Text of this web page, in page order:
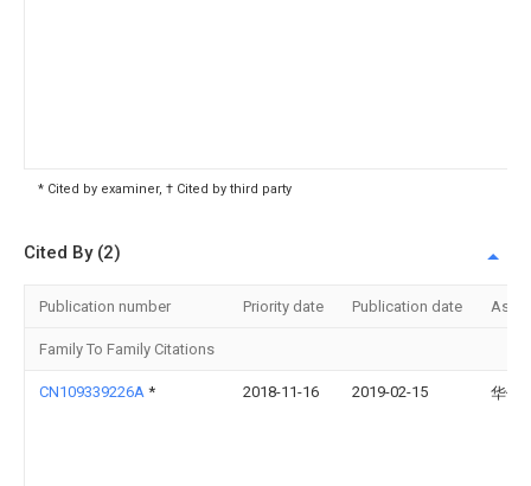
* Cited by examiner, † Cited by third party
Cited By (2)
Publication number Priority date Publication date
Family To Family Citations
CN109339226A * 2018-11-16 2019-02-15 华侨